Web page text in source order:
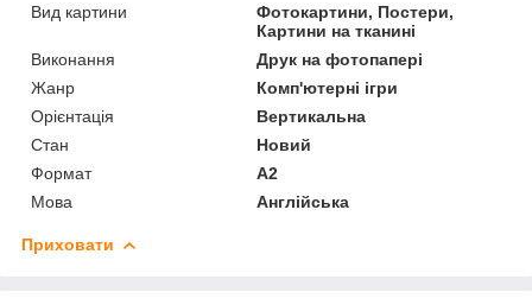
Вид картини
Фотокартини, Постери,
Картини на тканині
Виконання
Друк на фотопапері
Жанр
Комп'ютерні ігри
Орієнтація
Вертикальна
Стан
Новий
Формат
A2
Мова
Англійська
Приховати